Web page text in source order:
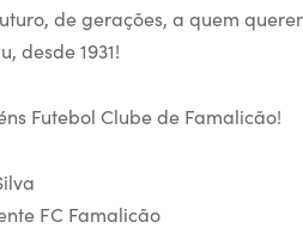
de gerações, a quem
desde 1931!
Futebol Clube de Famalicão!
FC Famalicão